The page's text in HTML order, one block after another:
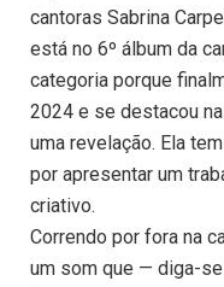
cantoras Sabrina
está no 6º álbum da
categoria porque
2024 e se destacou
uma revelação. Ela
por apresentar um
criativo.
Correndo por fora na
um som que — diga-